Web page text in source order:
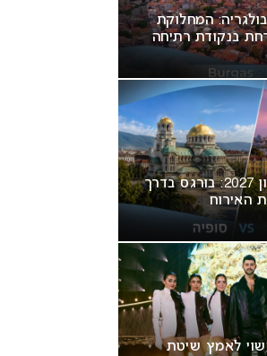
2027 בבולגריה: המחלוקת
בנקודת רתיחה
המירוץ לאירוויזיון 2027: בורגס בדרך
האירוח
2027 עשוי לאמץ שיטת